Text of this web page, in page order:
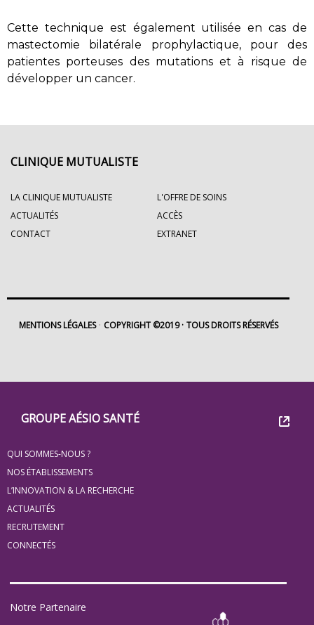
Cette technique est également utilisée en cas de
mastectomie bilatérale prophylactique, pour des
patientes porteuses des mutations et à risque de
développer un cancer.
Groupe
Eovi
pour
les
minis
site
GROUPE AÉSIO SANTÉ
QUI SOMMES-NOUS ?
NOS ÉTABLISSEMENTS
L’INNOVATION & LA RECHERCHE
ACTUALITÉS
RECRUTEMENT
CONNECTÉS
Notre Partenaire
CLINIQUE MUTUALISTE
LA CLINIQUE MUTUALISTE
L'OFFRE DE SOINS
ACTUALITÉS
ACCÈS
CONTACT
EXTRANET
MENTIONS LÉGALES COPYRIGHT ©2019 TOUS DROITS RÉSERVÉS